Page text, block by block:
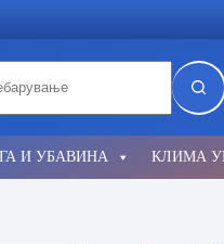
И УБАВИНА КЛИМА